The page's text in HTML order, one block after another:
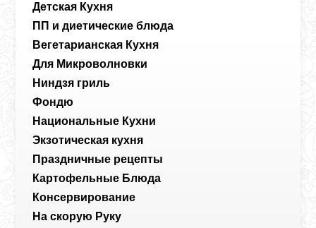
Детская Кухня
ПП и диетические блюда
Вегетарианская Кухня
Для Микроволновки
Ниндзя гриль
Фондю
Национальные Кухни
Экзотическая кухня
Праздничные рецепты
Картофельные Блюда
Консервирование
На скорую Руку